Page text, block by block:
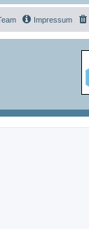
Impressum